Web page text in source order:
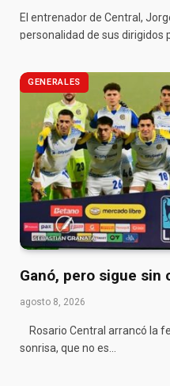
El entrenador de Central,
personalidad de sus dirigidos
GENERALES
Ganó, pero sigue sin
agosto 8, 2026
Rosario Central arrancó la
sonrisa, que no es…